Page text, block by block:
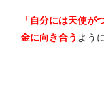
「自分には天使が
金に向き合う よう